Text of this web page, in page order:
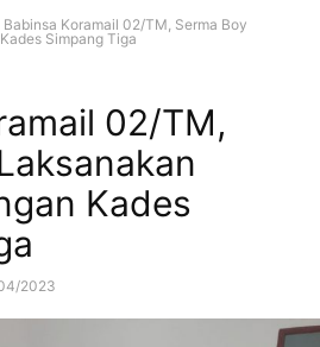
Babinsa Koramail 02/TM, Serma Boy
Simpang Tiga
02/TM,
Kades
2023